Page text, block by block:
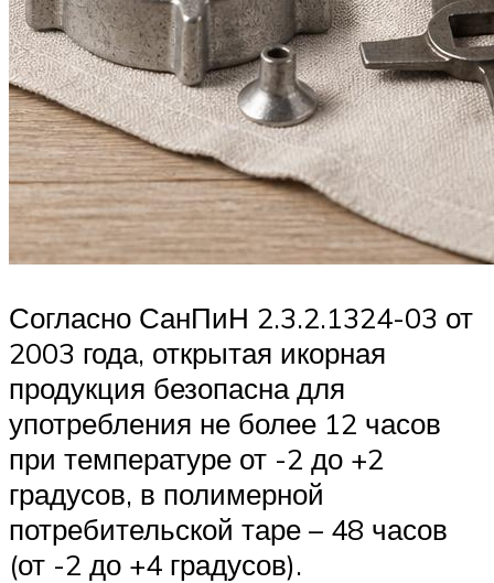
Согласно СанПиН 2.3.2.1324-03 от
2003 года, открытая икорная
продукция безопасна для
употребления не более 12 часов
при температуре от -2 до +2
градусов, в полимерной
потребительской таре – 48 часов
(от -2 до +4 градусов).